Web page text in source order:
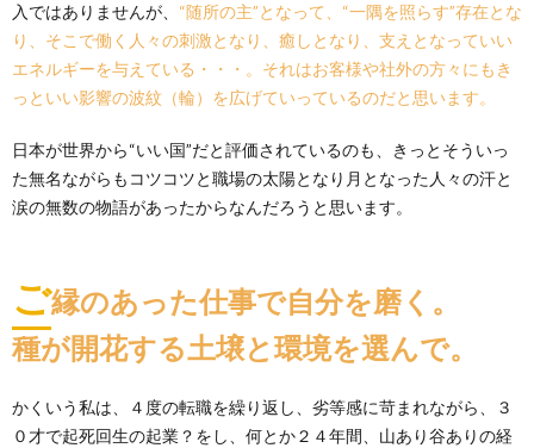
入ではありませんが、 “随所の主”となって、“一隅を照らす”存在とな
り、そこで働く人々の刺激となり、癒しとなり、支えとなっていい
エネルギーを与えている・・・。それはお客様や社外の方々にもき
っといい影響の波紋（輪）を広げていっているのだと思います。
日本が世界から“いい国”だと評価されているのも、きっとそういっ
た無名ながらもコツコツと職場の太陽となり月となった人々の汗と
涙の無数の物語があったからなんだろうと思います。
ご縁のあった仕事で自分を磨く。
種が開花する土壌と環境を選んで。
かくいう私は、４度の転職を繰り返し、劣等感に苛まれながら、３
０才で起死回生の起業？をし、何とか２４年間、山あり谷ありの経